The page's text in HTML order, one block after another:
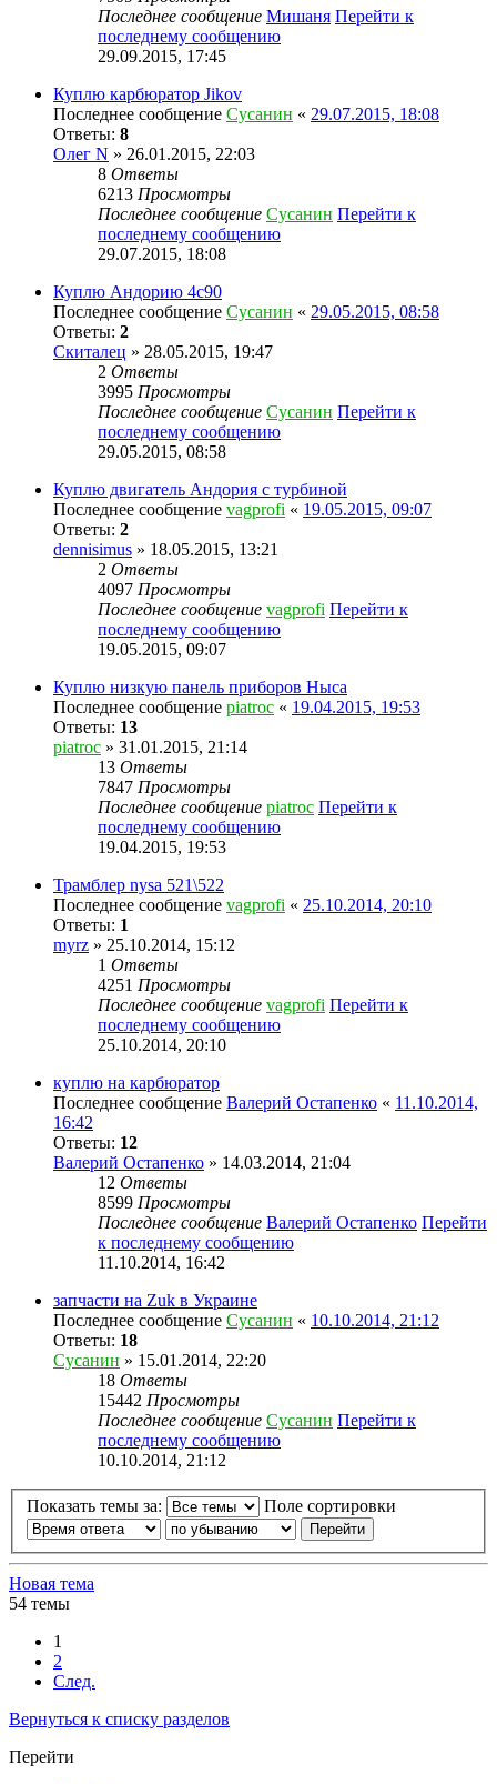
Последнее сообщение Мишаня Перейти к
последнему сообщению
29.09.2015, 17:45
Куплю карбюратор Jikov
Последнее сообщение Сусанин « 29.07.2015, 18:08
Ответы: 8
Олег N » 26.01.2015, 22:03
8 Ответы
6213 Просмотры
Последнее сообщение Сусанин Перейти к
последнему сообщению
29.07.2015, 18:08
Куплю Андорию 4с90
Последнее сообщение Сусанин « 29.05.2015, 08:58
Ответы: 2
Скиталец » 28.05.2015, 19:47
2 Ответы
3995 Просмотры
Последнее сообщение Сусанин Перейти к
последнему сообщению
29.05.2015, 08:58
Куплю двигатель Андория с турбиной
Последнее сообщение vagprofi « 19.05.2015, 09:07
Ответы: 2
dennisimus » 18.05.2015, 13:21
2 Ответы
4097 Просмотры
Последнее сообщение vagprofi Перейти к
последнему сообщению
19.05.2015, 09:07
Куплю низкую панель приборов Ныса
Последнее сообщение piatroc « 19.04.2015, 19:53
Ответы: 13
piatroc » 31.01.2015, 21:14
13 Ответы
7847 Просмотры
Последнее сообщение piatroc Перейти к
последнему сообщению
19.04.2015, 19:53
Трамблер nysa 521\522
Последнее сообщение vagprofi « 25.10.2014, 20:10
Ответы: 1
myrz » 25.10.2014, 15:12
1 Ответы
4251 Просмотры
Последнее сообщение vagprofi Перейти к
последнему сообщению
25.10.2014, 20:10
куплю на карбюратор
Последнее сообщение Валерий Остапенко « 11.10.2014,
16:42
Ответы: 12
Валерий Остапенко » 14.03.2014, 21:04
12 Ответы
8599 Просмотры
Последнее сообщение Валерий Остапенко Перейти
к последнему сообщению
11.10.2014, 16:42
запчасти на Zuk в Украине
Последнее сообщение Сусанин « 10.10.2014, 21:12
Ответы: 18
Сусанин » 15.01.2014, 22:20
18 Ответы
15442 Просмотры
Последнее сообщение Сусанин Перейти к
последнему сообщению
10.10.2014, 21:12
Показать темы за: Поле сортировки
Новая тема
54 темы
1
2
След.
Вернуться к списку разделов
Перейти